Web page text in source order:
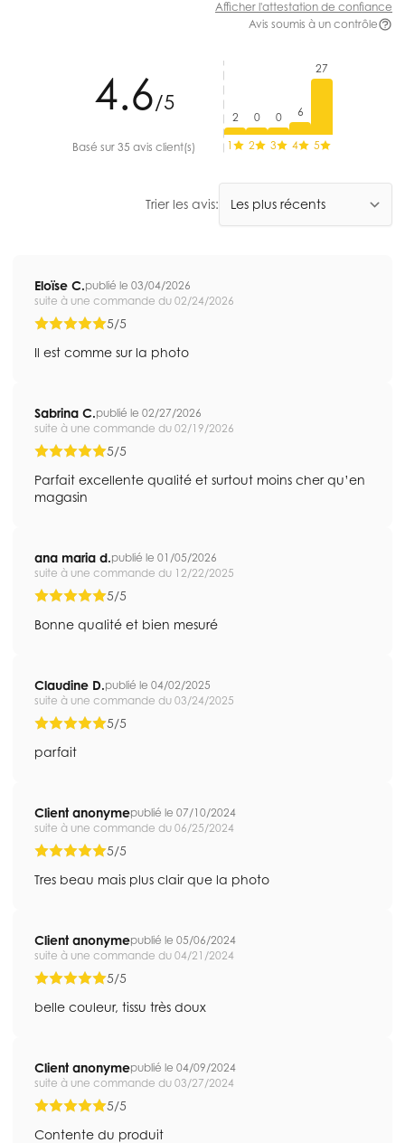
Afficher l'attestation de confiance
Avis soumis à un contrôle
4.6/5
Basé sur 35 avis client(s)
2
1
0
2
0
3
6
4
27
5
Trier les avis:
Eloïse C.publié le 03/04/2026
suite à une commande du 02/24/2026
5/5
Il est comme sur la photo
Sabrina C.publié le 02/27/2026
suite à une commande du 02/19/2026
5/5
Parfait excellente qualité et surtout moins cher qu’en
magasin
ana maria d.publié le 01/05/2026
suite à une commande du 12/22/2025
5/5
Bonne qualité et bien mesuré
Claudine D.publié le 04/02/2025
suite à une commande du 03/24/2025
5/5
parfait
Client anonymepublié le 07/10/2024
suite à une commande du 06/25/2024
5/5
Tres beau mais plus clair que la photo
Client anonymepublié le 05/06/2024
suite à une commande du 04/21/2024
5/5
belle couleur, tissu très doux
Client anonymepublié le 04/09/2024
suite à une commande du 03/27/2024
5/5
Contente du produit